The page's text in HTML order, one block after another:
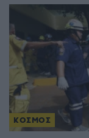
ΚΟΣΜΟΣ